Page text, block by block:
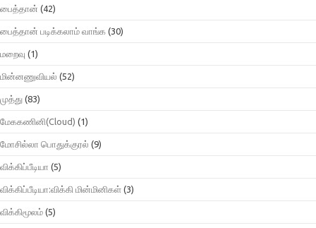
பைத்தான் (42)
பைத்தான் படிக்கலாம் வாங்க (30)
மறைவு (1)
மின்னணுவியல் (52)
முத்து (83)
மேககணினி(Cloud) (1)
மோசில்லா பொதுக்குரல் (9)
விக்கிப்பீடியா (5)
விக்கிப்பீடியா:விக்கி மின்மினிகள் (3)
விக்கிமூலம் (5)